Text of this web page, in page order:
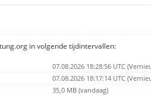
in volgende tijdintervallen:
07.08.2026 18:28:56 UTC
07.08.2026 18:17:14 UTC
35,0 MB (vandaag)